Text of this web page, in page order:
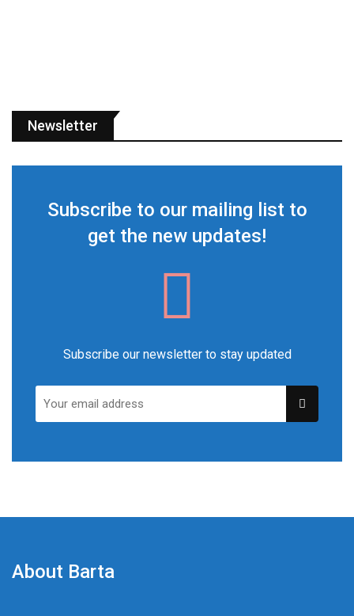
Newsletter
Subscribe to our mailing list to
get the new updates!
Subscribe our newsletter to stay updated
About Barta